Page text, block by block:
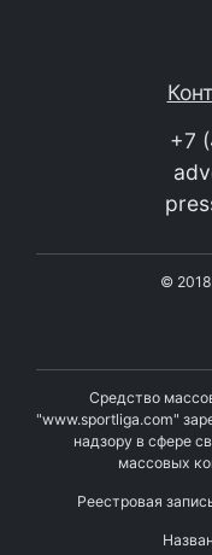
+7
©
Средство
"www.sportliga.com"
надзору в сфере
массовых
Реестровая